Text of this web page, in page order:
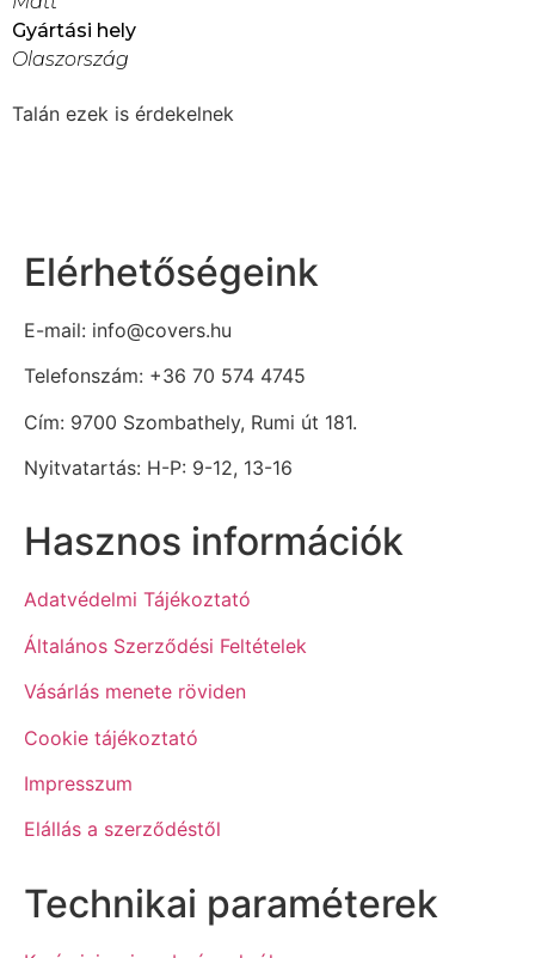
Gyártási hely
Olaszország
Talán ezek is érdekelnek
Elérhetőségeink
E-mail: info@covers.hu
Telefonszám: +36 70 574 4745
Cím: 9700 Szombathely, Rumi út 181.
Nyitvatartás: H-P: 9-12, 13-16
Hasznos információk
Adatvédelmi Tájékoztató
Általános Szerződési Feltételek
Vásárlás menete röviden
Cookie tájékoztató
Impresszum
Elállás a szerződéstől
Technikai paraméterek